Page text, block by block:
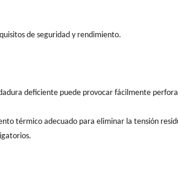
de seguridad y rendimiento.
deficiente puede provocar fácilmente
térmico adecuado para eliminar la tensión